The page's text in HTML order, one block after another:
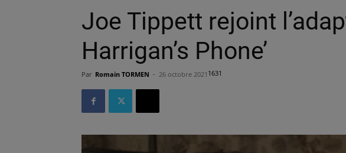
Joe Tippett rejoint
Harrigan’s Phone’
Par Romain TORMEN - 26 octobre 2021 1631